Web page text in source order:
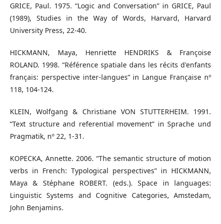
GRICE, Paul. 1975. “Logic and Conversation” in GRICE, Paul
(1989), Studies in the Way of Words, Harvard, Harvard
University Press, 22-40.
HICKMANN, Maya, Henriette HENDRIKS & Françoise
ROLAND. 1998. “Référence spatiale dans les récits d'enfants
français: perspective inter-langues” in Langue Française nº
118, 104-124.
KLEIN, Wolfgang & Christiane VON STUTTERHEIM. 1991.
“Text structure and referential movement” in Sprache und
Pragmatik, nº 22, 1-31.
KOPECKA, Annette. 2006. “The semantic structure of motion
verbs in French: Typological perspectives” in HICKMANN,
Maya & Stéphane ROBERT. (eds.). Space in languages:
Linguistic Systems and Cognitive Categories, Amstedam,
John Benjamins.